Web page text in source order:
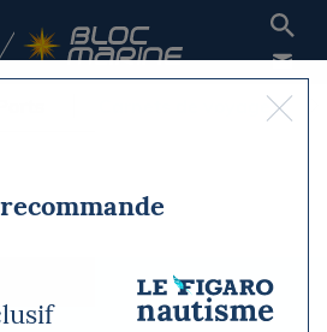
Carnets de voyage